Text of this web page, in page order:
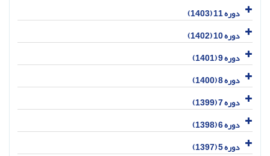
دوره 11 (1403)
دوره 10 (1402)
دوره 9 (1401)
دوره 8 (1400)
دوره 7 (1399)
دوره 6 (1398)
دوره 5 (1397)